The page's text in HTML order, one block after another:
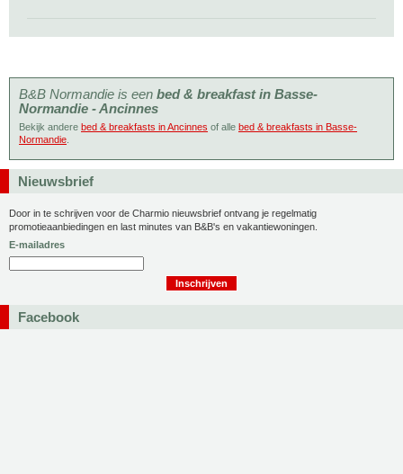
B&B Normandie is een bed & breakfast in Basse-
Normandie - Ancinnes
Bekijk andere bed & breakfasts in Ancinnes of alle bed & breakfasts in Basse-
Normandie
Nieuwsbrief
Door in te schrijven voor de Charmio nieuwsbrief ontvang je regelmatig
promotieaanbiedingen en last minutes van B&B's en vakantiewoningen.
E-mailadres
Facebook